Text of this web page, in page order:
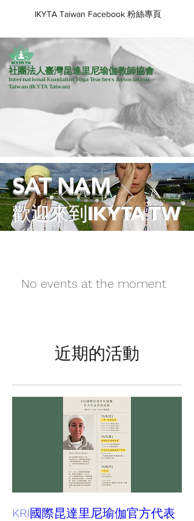
IKYTA Taiwan Facebook 粉絲專頁
社團法人臺灣昆達里尼瑜伽教師協會
International Kundalini Yoga Teachers Association
Taiwan(IKYTA Taiwan)
SAT NAM
歡迎來到IKYTA TW
No events at the moment
近期的活動
KRI國際昆達里尼瑜伽官方代表